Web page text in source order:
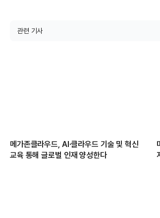
관련 기사
메가존클라우드, AI·클라우드 기술 및 혁신
교육 통해 글로벌 인재 양성한다